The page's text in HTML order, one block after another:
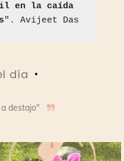
en la caída
". Avijeet Das
día
a destajo"